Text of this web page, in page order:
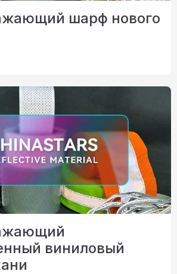
шарф нового
виниловый